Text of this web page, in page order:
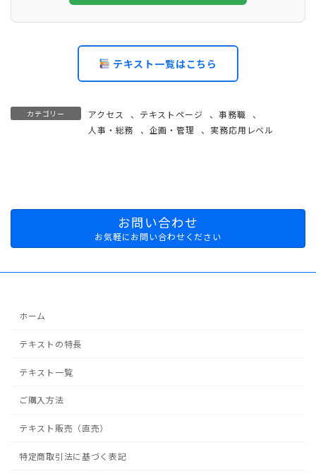
テキスト一覧はこちら
カテゴリー アクセス 、 テキストページ 、事務職
、
人事・総務
、 企画・管理 、 実務応用レベル
お問い合わせ
お気軽にお問い合わせください
ホーム
テキストの特長
テキスト一覧
ご購入方法
テキスト販売（直売）
特定商取引法に基づく表記